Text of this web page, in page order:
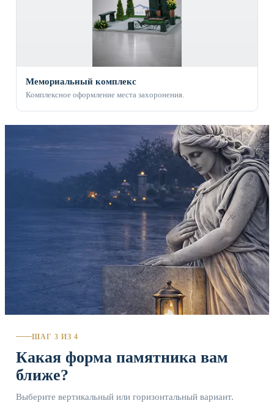
Мемориальный комплекс
Комплексное оформление места захоронения.
ШАГ 3 ИЗ 4
Какая форма памятника вам
ближе?
Выберите вертикальный или горизонтальный вариант.